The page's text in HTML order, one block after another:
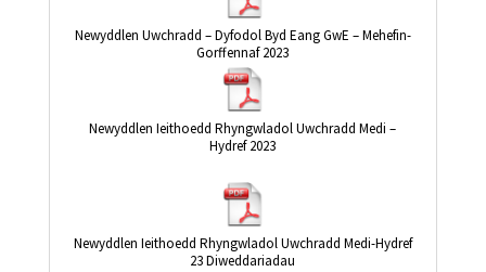
Newyddlen Uwchradd – Dyfodol Byd Eang GwE – Mehefin-
Gorffennaf 2023
Newyddlen Ieithoedd Rhyngwladol Uwchradd Medi –
Hydref 2023
Newyddlen Ieithoedd Rhyngwladol Uwchradd Medi-Hydref
23 Diweddariadau